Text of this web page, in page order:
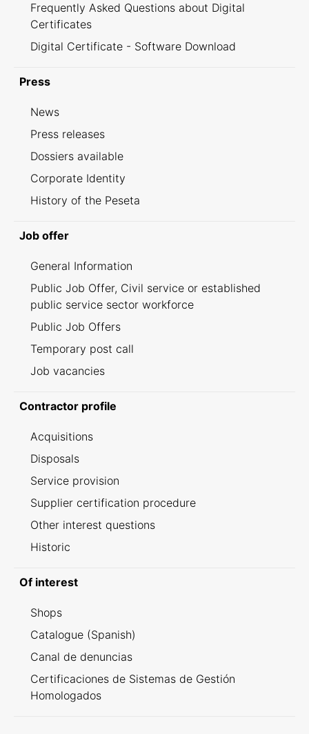
Frequently Asked Questions about Digital
Certificates
Digital Certificate - Software Download
Press
News
Press releases
Dossiers available
Corporate Identity
History of the Peseta
Job offer
General Information
Public Job Offer, Civil service or established
public service sector workforce
Public Job Offers
Temporary post call
Job vacancies
Contractor profile
Acquisitions
Disposals
Service provision
Supplier certification procedure
Other interest questions
Historic
Of interest
Shops
Catalogue (Spanish)
Canal de denuncias
Certificaciones de Sistemas de Gestión
Homologados